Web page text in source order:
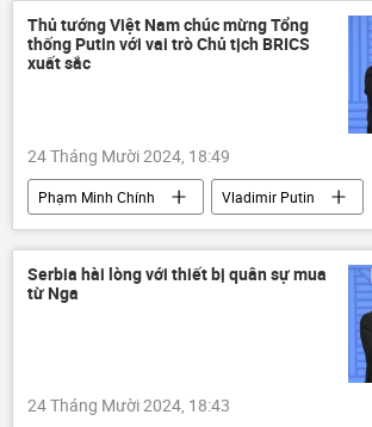
Vladimir Putin
Hội nghị thượng đỉnh BRICS tại Kazan 2024
Thủ tướng Việt Nam chúc mừng Tổng
thống Putin với vai trò Chủ tịch BRICS
xuất sắc
24 Tháng Mười 2024, 18:49
Phạm Minh Chính
Vladimir Putin
Việt Nam
Nga
Hợp tác Nga-Việt
BRICS
Hội nghị thượng đỉnh BRICS tại Kazan 2024
Serbia hài lòng với thiết bị quân sự mua
từ Nga
24 Tháng Mười 2024, 18:43